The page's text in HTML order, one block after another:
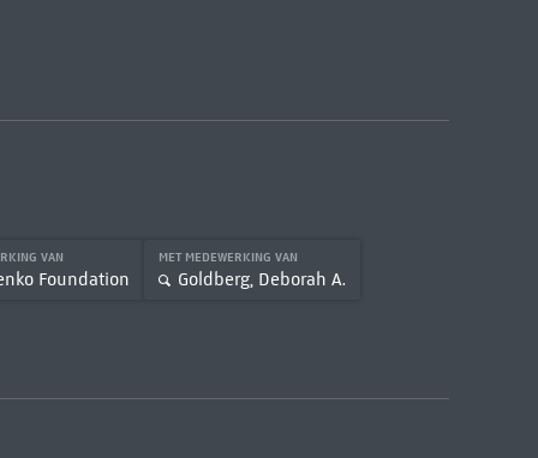
VAN
Foundation
MET MEDEWERKING VAN
Goldberg, Deborah A.